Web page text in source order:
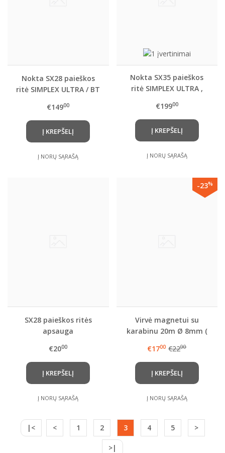
Nokta SX28 paieškos
ritė SIMPLEX ULTRA / BT
detektoriams
€14900
Į KREPŠELĮ
Į NORŲ SĄRAŠĄ
Nokta SX35 paieškos
ritė SIMPLEX ULTRA ,
Simplex Lite metalo
detektoriams
€19900
Į KREPŠELĮ
Į NORŲ SĄRAŠĄ
SX28 paieškos ritės
apsauga
€2000
Į KREPŠELĮ
Į NORŲ SĄRAŠĄ
-23%
Virvė magnetui su
karabinu 20m Ø 8mm (
€1700 €2200
Į KREPŠELĮ
Į NORŲ SĄRAŠĄ
|< < 1 2 3 4 5 >
>|